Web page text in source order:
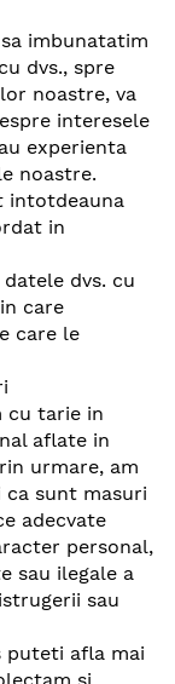
imbunatatim
dvs., spre
noastre, va
interesele
experienta
noastre.
intotdeauna
in
dvs. cu
care
care le
cu tarie in
aflate in
urmare, am
ca sunt masuri
adecvate
personal,
sau ilegale a
sau
puteti afla mai